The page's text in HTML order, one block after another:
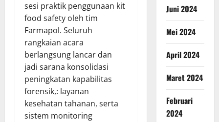
sesi praktik penggunaan kit
food safety oleh tim
Farmapol. Seluruh
rangkaian acara
berlangsung lancar dan
jadi sarana konsolidasi
peningkatan kapabilitas
forensik,: layanan
kesehatan tahanan, serta
sistem monitoring
Juni 2024
Mei 2024
April 2024
Maret 2024
Februari
2024